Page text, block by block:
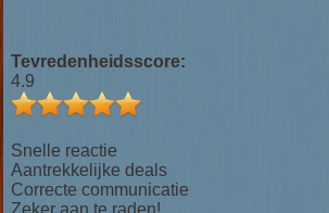
Tevredenheidsscore:
4.9
Snelle reactie
Aantrekkelijke deals
Correcte communicatie
Zeker aan te raden!